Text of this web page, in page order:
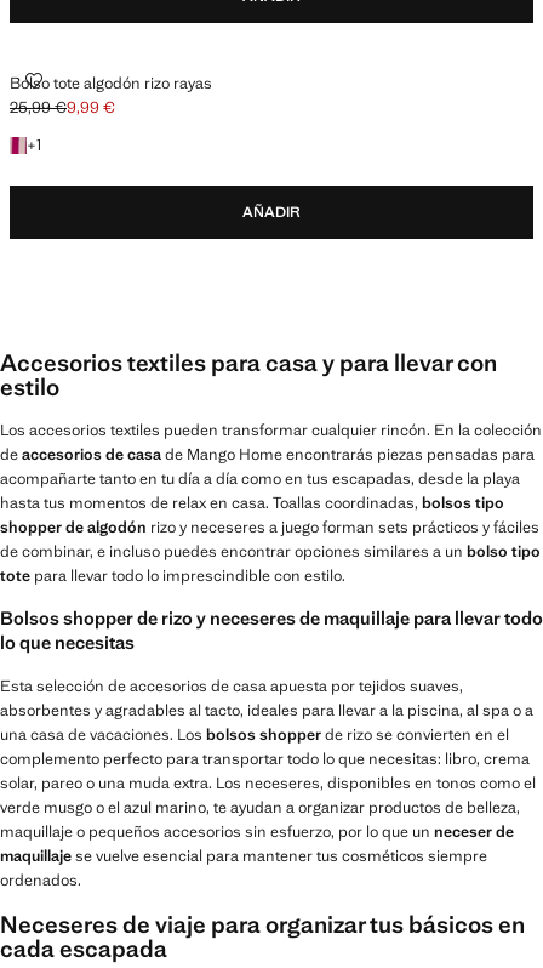
Bolso tote algodón rizo rayas
BOLSO TOTE ALGODÓN RIZO RAYAS
Precio inicial tachado [25,99 € ]
25,99 €
Precio actual [9,99 € ]
9,99 €
+1
+1 color
AÑADIR
Accesorios textiles para casa y para llevar con
estilo
Los accesorios textiles pueden transformar cualquier rincón. En la colección
deaccesorios de casade Mango Home encontrarás piezas pensadas para
acompañarte tanto en tu día a día como en tus escapadas, desde la playa
hasta tus momentos de relax en casa. Toallas coordinadas, bolsos tipo
shopper de algodón rizo y neceseres a juego forman sets prácticos y fáciles
de combinar, e incluso puedes encontrar opciones similares a un bolso tipo
tote para llevar todo lo imprescindible con estilo.
Bolsos shopper de rizo y neceseres de maquillaje para llevar todo
lo que necesitas
Esta selección de accesorios de casa apuesta por tejidos suaves,
absorbentes y agradables al tacto, ideales para llevar a la piscina, al spa o a
una casa de vacaciones. Los bolsos shopperde rizo se convierten en el
complemento perfecto para transportar todo lo que necesitas: libro, crema
solar, pareo o una muda extra. Los neceseres, disponibles en tonos como el
verde musgo o el azul marino, te ayudan a organizar productos de belleza,
maquillaje o pequeños accesorios sin esfuerzo, por lo que un neceser de
maquillajese vuelve esencial para mantener tus cosméticos siempre
ordenados.
Neceseres de viaje para organizar tus básicos en
cada escapada